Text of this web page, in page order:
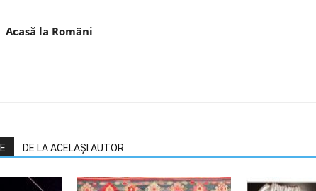
Acasă la Români
DE LA ACELAȘI AUTOR